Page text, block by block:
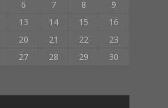
6 7 8
9
13 14 15
16
20 21 22
23
27 28 29
30